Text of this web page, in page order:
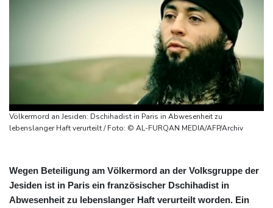
Völkermord an Jesiden: Dschihadist in Paris in Abwesenheit zu
lebenslanger Haft verurteilt / Foto: © AL-FURQAN MEDIA/AFP/Archiv
Wegen Beteiligung am Völkermord an der Volksgruppe der
Jesiden ist in Paris ein französischer Dschihadist in
Abwesenheit zu lebenslanger Haft verurteilt worden. Ein